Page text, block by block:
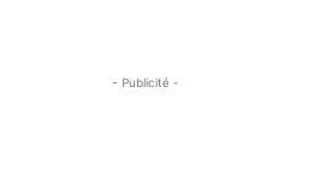
- Publicité -